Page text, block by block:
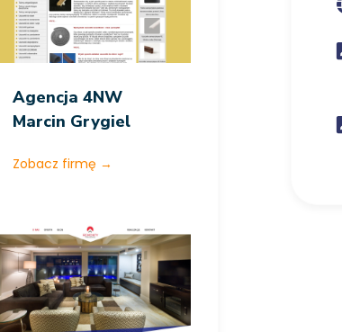
Agencja 4NW
Marcin Grygiel
Zobacz firmę →